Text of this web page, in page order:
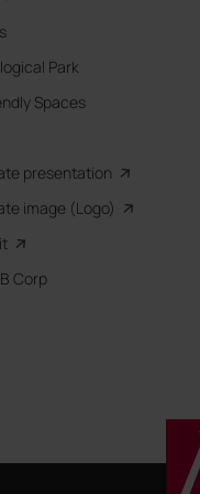
Park
Spaces
presentation
image (Logo)
Corp